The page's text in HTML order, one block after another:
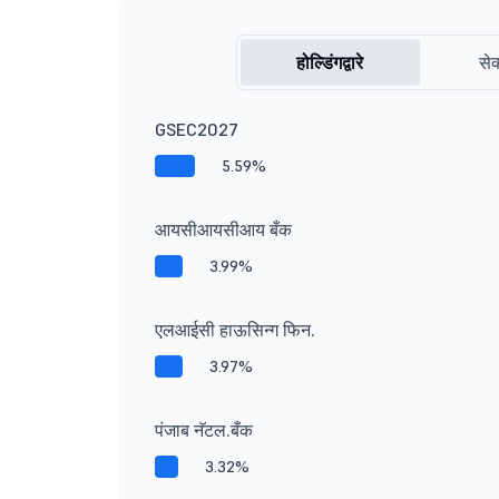
होल्डिंगद्वारे
GSEC2027
5.59%
आयसीआयसीआय बँक
3.99%
एलआईसी हाऊसिन्ग फिन.
3.97%
पंजाब नॅटल.बँक
3.32%